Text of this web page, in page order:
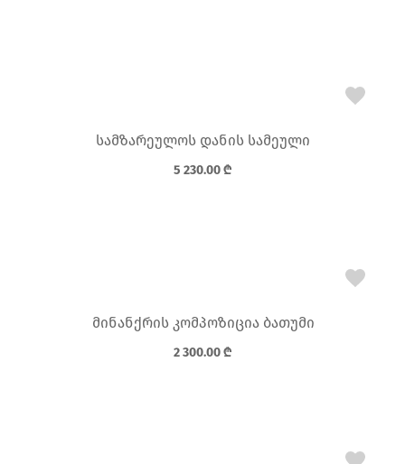
სამზარეულოს დანის სამეული
5 230.00₾
მინანქრის კომპოზიცია ბათუმი
2 300.00₾